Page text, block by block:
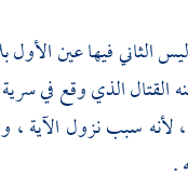
الثاني فيها عين
القتال الذي وقع في سرية
لأنه سبب نزول الآية ،
.